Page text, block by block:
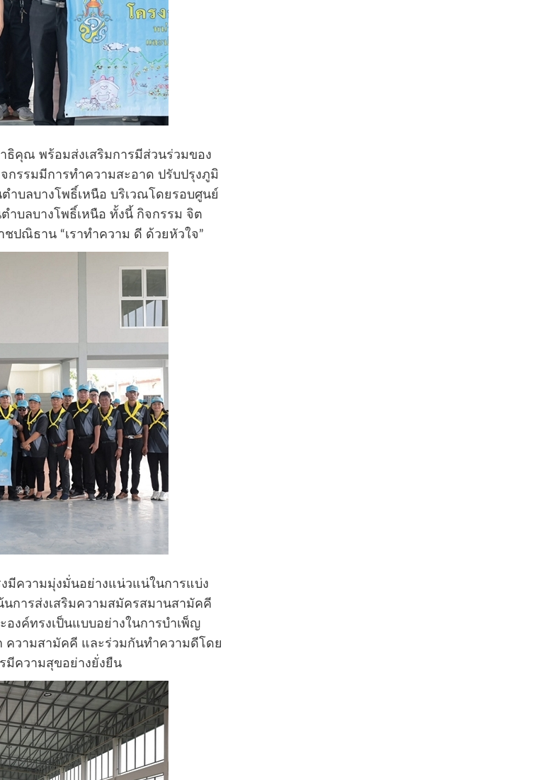
คุณ พร้อมส่งเสริมการมีส่วนร่วมของ
รรมมีการทำความสะอาด ปรับปรุงภูมิ
ำบลบางโพธิ์เหนือ บริเวณโดยรอบศูนย์
ำบลบางโพธิ์เหนือ ทั้งนี้ กิจกรรม จิต
ปณิธาน “เราทำความ ดี ด้วยหัวใจ”
มีความมุ่งมั่นอย่างแน่วแน่ในการแบ่ง
นการส่งเสริมความสมัครสมานสามัคคี
งค์ทรงเป็นแบบอย่างในการบำเพ็ญ
ความสามัคคี และร่วมกันทำความดีโดย
มีความสุขอย่างยั่งยืน